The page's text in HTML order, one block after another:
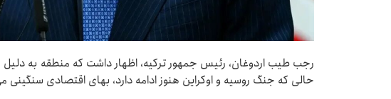
رجب طیب اردوغان، رئیس جمهور ترکیه، اظهار داشت که منطقه به دلیل
حالی که جنگ روسیه و اوکراین هنوز ادامه دارد، بهای اقتصادی سنگینی